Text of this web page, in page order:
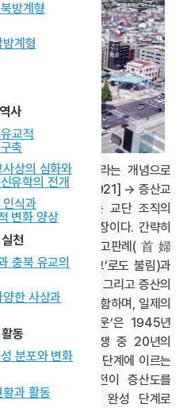
방계형
계형
사
교적
축
상의 심화와
유학의 전개
인식과
변화 양상
천
충북 유교의
한 사상과
동
분포와 변화
과 활동
변 도운(道運)’이라는 개념으로
→보천교(普天敎)[1921] → 증산교
로 이어지는 교단 조직의
계승되었다는 입장이다. 간략히
사후(1909) 수부 고판례(首婦
선도’ 또는 ‘태을교’로도 불림)과
보천교 활동 시기, 그리고 증산의
과 도장 활동을 포함하며, 일제의
료되었다. ‘2변 도운’은 1945년
시작으로, 6·25전쟁 중 20년의
인 의통(醫統) 준비 단계에 이르는
년 안운산과 안경전이 증산도를
본격적 출발 및 완성 단계로